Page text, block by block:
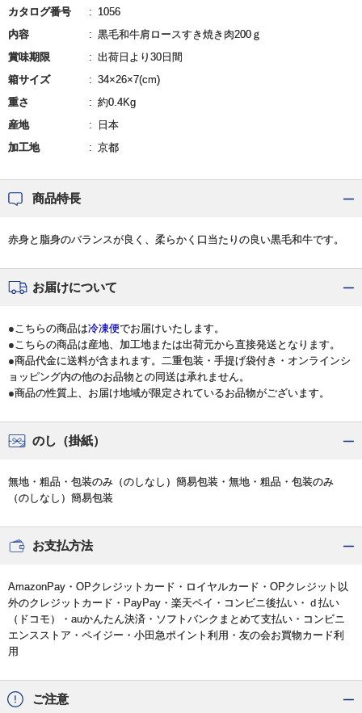
カタログ番号
1056
内容
黒毛和牛肩ロースすき焼き肉200ｇ
賞味期限
出荷日より30日間
箱サイズ
34×26×7(cm)
重さ
約0.4Kg
産地
日本
加工地
京都
商品特長
赤身と脂身のバランスが良く、柔らかく口当たりの良い黒毛和牛です。
お届けについて
●こちらの商品は冷凍便でお届けいたします。
●こちらの商品は産地、加工地または出荷元から直接発送となります。
●商品代金に送料が含まれます。二重包装・手提げ袋付き・オンラインシ
ョッピング内の他のお品物との同送は承れません。
●商品の性質上、お届け地域が限定されているお品物がございます。
のし（掛紙）
無地・粗品・包装のみ（のしなし）簡易包装・無地・粗品・包装のみ
（のしなし）簡易包装
お支払方法
AmazonPay・OPクレジットカード・ロイヤルカード・OPクレジット以
外のクレジットカード・PayPay・楽天ペイ・コンビニ後払い・ｄ払い
（ドコモ）・auかんたん決済・ソフトバンクまとめて支払い・コンビニ
エンスストア・ペイジー・小田急ポイント利用・友の会お買物カード利
用
ご注意